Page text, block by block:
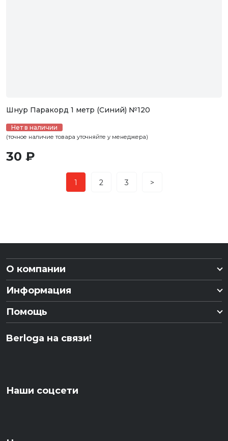
Шнур Паракорд 1 метр (Синий) №120
Нет в наличии
(точное наличие товара уточняйте у менеджера)
30 ₽
1 2 3 >
О компании
Информация
Помощь
Berloga на связи!
Наши соцсети